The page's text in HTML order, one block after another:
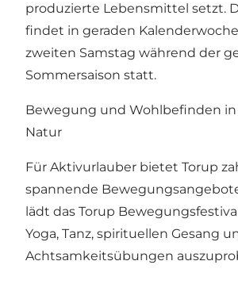
produzierte Lebensmittel setzt.
findet in geraden
zweiten Samstag während der
Sommersaison statt.
Bewegung und Wohlbefinden
Natur
Für Aktivurlauber bietet Torup
spannende
lädt das Torup
Yoga, Tanz, spirituellen Gesang
Achtsamkeitsübungen